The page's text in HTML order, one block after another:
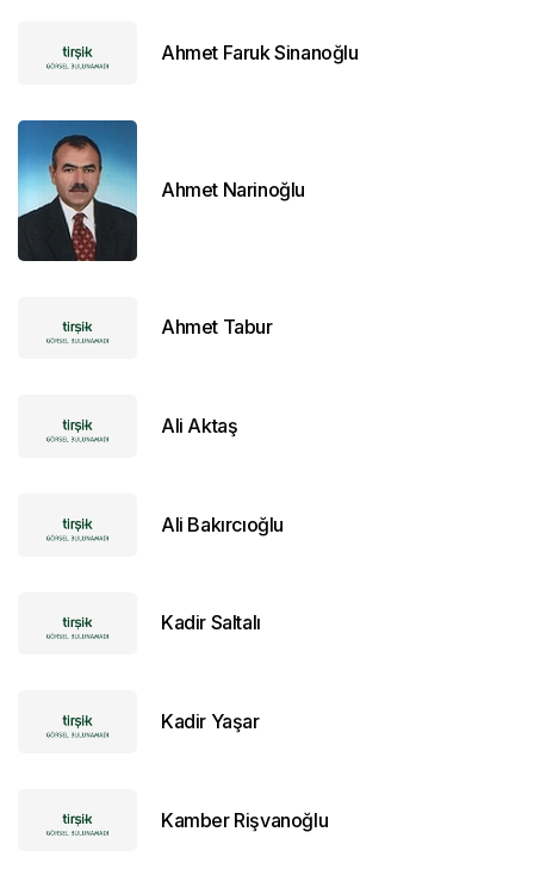
Ahmet Faruk Sinanoğlu
Ahmet Narinoğlu
Ahmet Tabur
Ali Aktaş
Ali Bakırcıoğlu
Kadir Saltalı
Kadir Yaşar
Kamber Rişvanoğlu